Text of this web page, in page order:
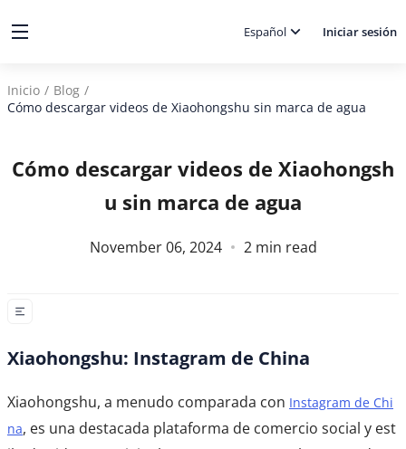
Español Iniciar sesión
Inicio / Blog /
Cómo descargar videos de Xiaohongshu sin marca de agua
Cómo descargar videos de Xiaohongsh
u sin marca de agua
November 06, 2024 2min read
Xiaohongshu: Instagram de China
Xiaohongshu, a menudo comparada con Instagram de Chi
na, es una destacada plataforma de comercio social y est